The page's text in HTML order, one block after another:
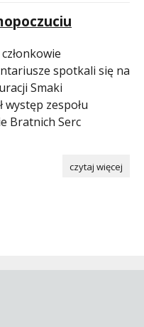
spotkali się na
Smaki
występ zespołu
Bratnich Serc
czytaj więcej